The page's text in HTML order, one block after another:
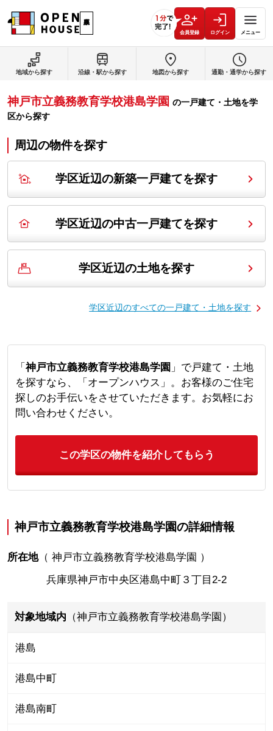
会員登録 ログイン メニュー
地域から探す 沿線・駅から探す 地図から探す 通勤・通学から探す
神戸市立義務教育学校港島学園 の一戸建て・土地を学
区から探す
周辺の物件を探す
学区近辺の新築一戸建てを探す
学区近辺の中古一戸建てを探す
学区近辺の土地を探す
学区近辺のすべての一戸建て・土地を探す
「神戸市立義務教育学校港島学園 」で戸建て・土地
を探すなら、「オープンハウス」。お客様のご住宅
探しのお手伝いをさせていただきます。お気軽にお
問い合わせください。
この学区の物件を紹介してもらう
神戸市立義務教育学校港島学園の詳細情報
所在地（ 神戸市立義務教育学校港島学園 ）
兵庫県神戸市中央区港島中町３丁目2-2
対象地域内 （神戸市立義務教育学校港島学園）
港島
港島中町
港島南町